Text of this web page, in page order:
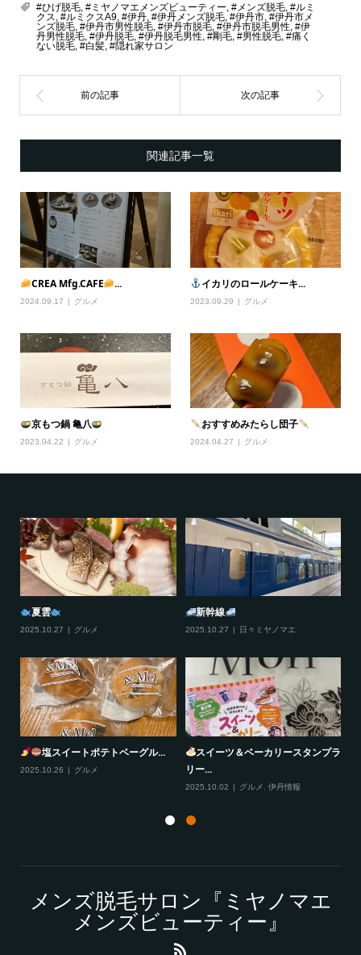
#ひげ脱毛, #ミヤノマエメンズビューティー, #メンズ脱毛, #ルミ
クス, #ルミクスA9, #伊丹, #伊丹メンズ脱毛, #伊丹市, #伊丹市メ
ンズ脱毛, #伊丹市男性脱毛, #伊丹市脱毛, #伊丹市脱毛男性, #伊
丹男性脱毛, #伊丹脱毛, #伊丹脱毛男性, #剛毛, #男性脱毛, #痛く
ない脱毛, #白髪, #隠れ家サロン
関連記事一覧
CREA Mfg.CAFE ...
2024.09.17 グルメ
イカリのロールケーキ...
2023.09.29 グルメ
京もつ鍋 亀八
2023.04.22 グルメ
おすすめみたらし団子
2024.04.27 グルメ
夏雲
2025.10.27 グルメ
新幹線
2025.10.27 日々ミヤノマエ
塩スイートポテトベーグル...
2025.10.26 グルメ
スイーツ＆ベーカリースタンプラ
リー...
2025.10.02 グルメ 伊丹情報
メンズ脱毛サロン『ミヤノマエ
メンズビューティー』